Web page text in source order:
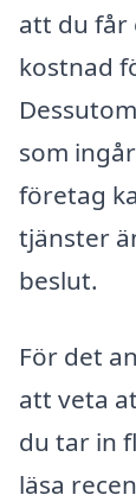
att du får
kostnad
som
företag
tjänster
beslut.
För det
att veta
du tar in
läsa